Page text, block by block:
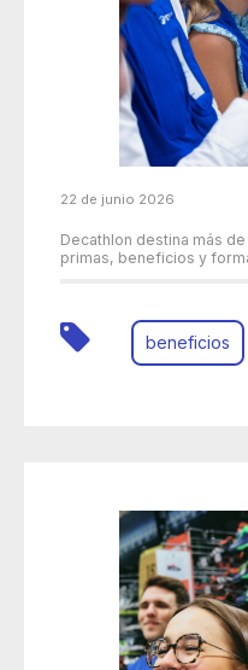
22 de junio 2026
Decathlon destina más
primas, beneficios y
beneficios